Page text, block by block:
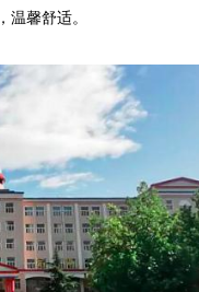
馨舒适。